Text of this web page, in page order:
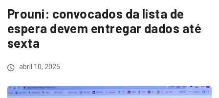
Prouni: convocados da lista de
espera devem entregar dados até
sexta
abril 10, 2025